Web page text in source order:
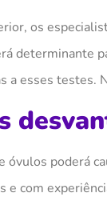
os
determinante
a esses testes.
óvulos poderá
e com